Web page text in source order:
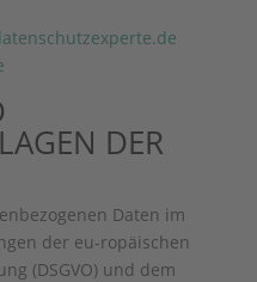
DER
Daten im
der eu-ropäischen
(DSGVO) und dem